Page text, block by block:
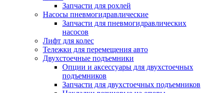
Запчасти для рохлей
Насосы пневмогидравлические
Запчасти для пневмогидравлических
насосов
Лифт для колес
Тележки для перемещения авто
Двухстоечные подъемники
Опции и аксессуары для двухстоечных
подъемников
Запчасти для двухстоечных подъемников